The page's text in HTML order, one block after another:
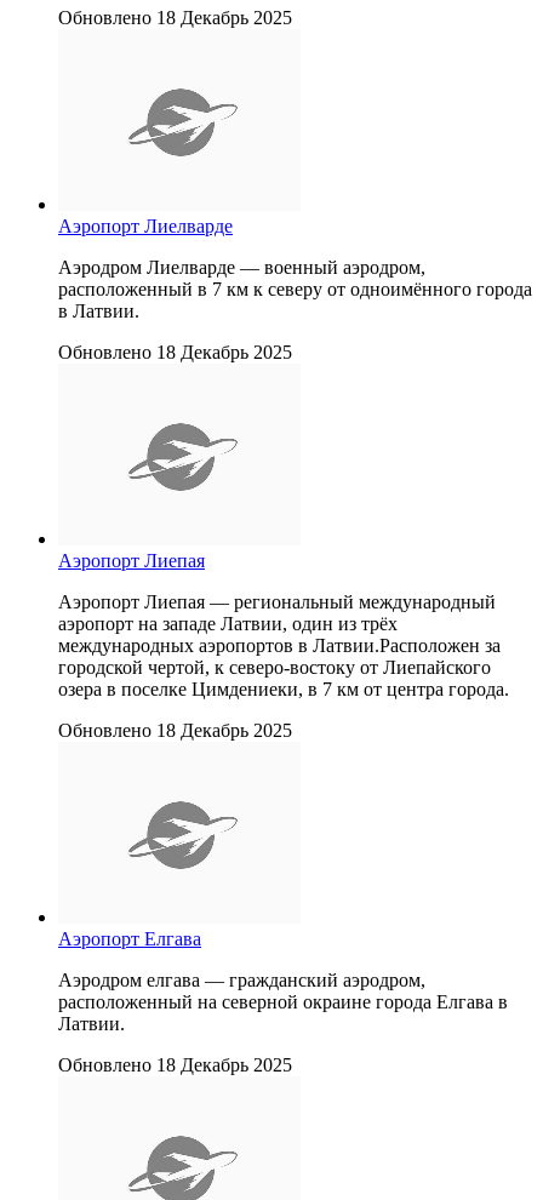
Обновлено 18 Декабрь 2025
Аэропорт Лиелварде
Аэродром Лиелварде — военный аэродром,
расположенный в 7 км к северу от одноимённого города
в Латвии.
Обновлено 18 Декабрь 2025
Аэропорт Лиепая
Аэропорт Лиепая — региональный международный
аэропорт на западе Латвии, один из трёх
международных аэропортов в Латвии.Расположен за
городской чертой, к северо-востоку от Лиепайского
озера в поселке Цимдениеки, в 7 км от центра города.
Обновлено 18 Декабрь 2025
Аэропорт Елгава
Аэродром елгава — гражданский аэродром,
расположенный на северной окраине города Елгава в
Латвии.
Обновлено 18 Декабрь 2025